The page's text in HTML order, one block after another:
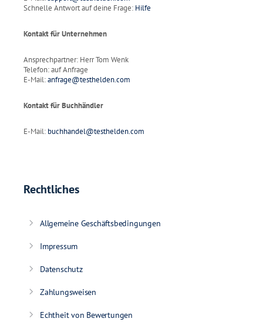
Schnelle Antwort auf deine Frage: Hilfe
Kontakt für Unternehmen
Ansprechpartner: Herr Tom Wenk
Telefon: auf Anfrage
E-Mail:anfrage@testhelden.com
Kontakt für Buchhändler
E-Mail: buchhandel@testhelden.com
Rechtliches
Allgemeine Geschäftsbedingungen
Impressum
Datenschutz
Zahlungsweisen
Echtheit von Bewertungen